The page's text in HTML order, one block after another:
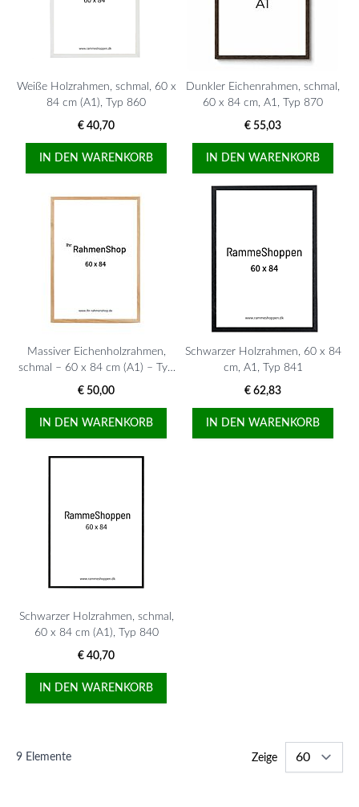
Weiße Holzrahmen, schmal, 60 x
84 cm (A1), Typ 860
€ 40,70
IN DEN WARENKORB
Dunkler Eichenrahmen, schmal,
60 x 84 cm, A1, Typ 870
€ 55,03
IN DEN WARENKORB
Massiver Eichenholzrahmen,
schmal – 60 x 84 cm (A1) – Typ
320
€ 50,00
IN DEN WARENKORB
Schwarzer Holzrahmen, 60 x 84
cm, A1, Typ 841
€ 62,83
IN DEN WARENKORB
Schwarzer Holzrahmen, schmal,
60 x 84 cm (A1), Typ 840
€ 40,70
IN DEN WARENKORB
9 Elemente Zeige